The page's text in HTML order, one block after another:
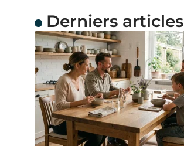
Derniers articles